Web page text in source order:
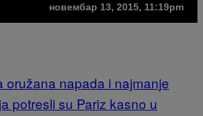
новембар 13, 2015, 11:19pm
oružana napada i najmanje
potresli su Pariz kasno u